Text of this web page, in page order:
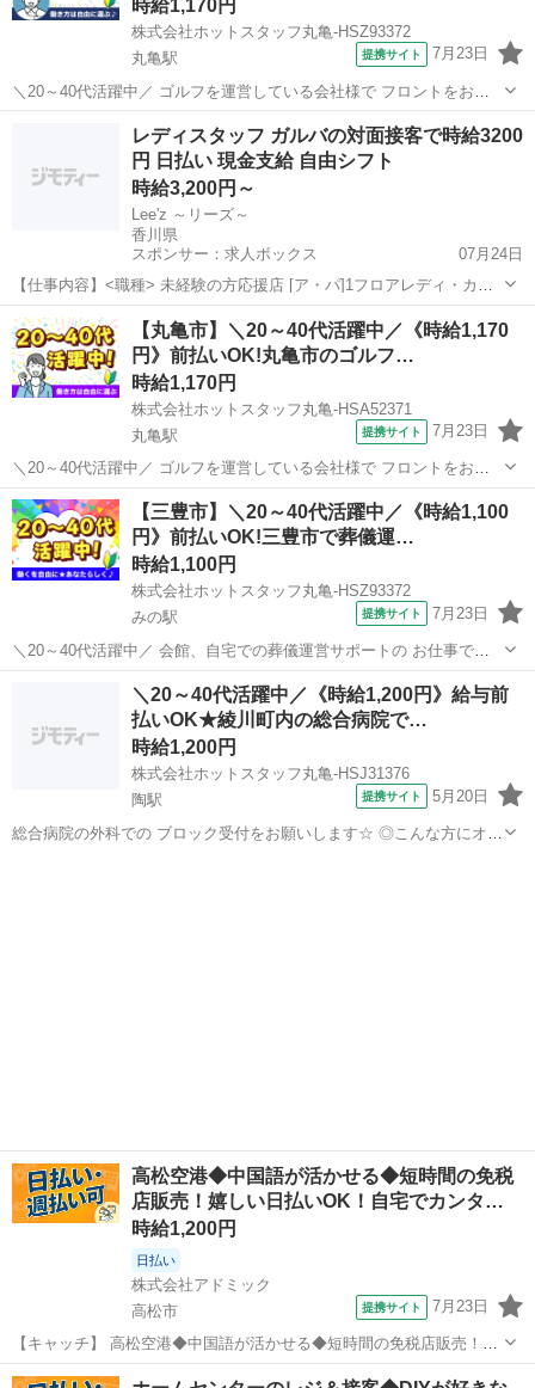
時給1,170円
株式会社ホットスタッフ丸亀-HSZ93372
丸亀駅
提携サイト 7月23日
＼20～40代活躍中／ ゴルフを運営している会社様で フロントをお願
いします☆ ◎こんな方にオススメ ■ゴルフの好きな方 ■シフト制で働
きたい方 ■長期で働きたい方 ────────────────── ＼...
丸亀駅
レディスタッフ ガルバの対面接客で時給3200
円 日払い 現金支給 自由シフト
時給3,200円～
Lee'z ～リーズ～
香川県
スポンサー：求人ボックス
07月24日
【仕事内容】<職種> 未経験の方応援店 [ア・パ]1フロアレディ・カウ
ンターレディ(ナイトワーク系)、2店長・マネージャー候補(ナイトワー
ク系)、3ガールズバー・キャバクラ・スナックその他(ナイトワーク系)
<雇用形態> アルバイ...
アルバイト・パート
【丸亀市】＼20～40代活躍中／《時給1,170
円》前払いOK!丸亀市のゴルフ…
時給1,170円
株式会社ホットスタッフ丸亀-HSA52371
丸亀駅
提携サイト 7月23日
＼20～40代活躍中／ ゴルフを運営している会社様で フロントをお願
いします☆ ◎こんな方にオススメ ■ゴルフの好きな方 ■シフト制で働
きたい方 ■長期で働きたい方
———————————————————...
香川 丸亀市 丸亀駅
【三豊市】＼20～40代活躍中／《時給1,100
円》前払いOK!三豊市で葬儀運…
時給1,100円
株式会社ホットスタッフ丸亀-HSZ93372
みの駅
提携サイト 7月23日
＼20～40代活躍中／ 会館、自宅での葬儀運営サポートの お仕事です
(^^)/ ——————————————————— ◆企業情報◆
——————————————————— 葬儀・法要、供物の販売、
その他葬儀、 仏...
その他
＼20～40代活躍中／《時給1,200円》給与前
払いOK★綾川町内の総合病院で…
時給1,200円
株式会社ホットスタッフ丸亀-HSJ31376
陶駅
提携サイト 5月20日
総合病院の外科での ブロック受付をお願いします☆ ◎こんな方にオス
高松空港◆中国語が活かせる◆短時間の免税
店販売！嬉しい日払いOK！自宅でカンタ…
時給1,200円
日払い
株式会社アドミック
高松市
提携サイト 7月23日
【キャッチ】 高松空港◆中国語が活かせる◆短時間の免税店販売！嬉
しい日払いOK！自宅でカンタンWEB面談OK！ 【コメント】 ピッタ
香川 高松市